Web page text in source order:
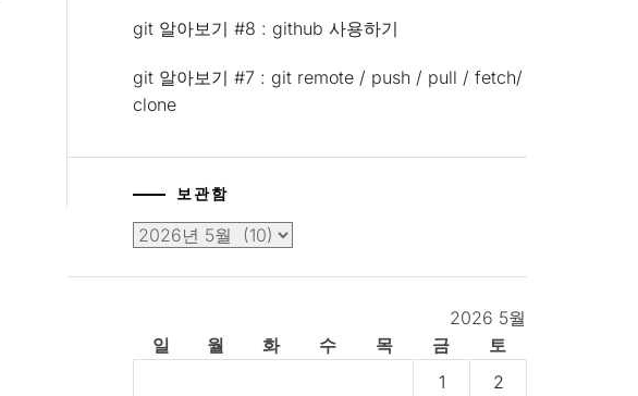
git 알아보기 #8 : github 사용하기
git 알아보기 #7 : git remote / push / pull / fetch/
clone
보관함
보
2026 5월
일
월 화 수 목 금
토
1
2